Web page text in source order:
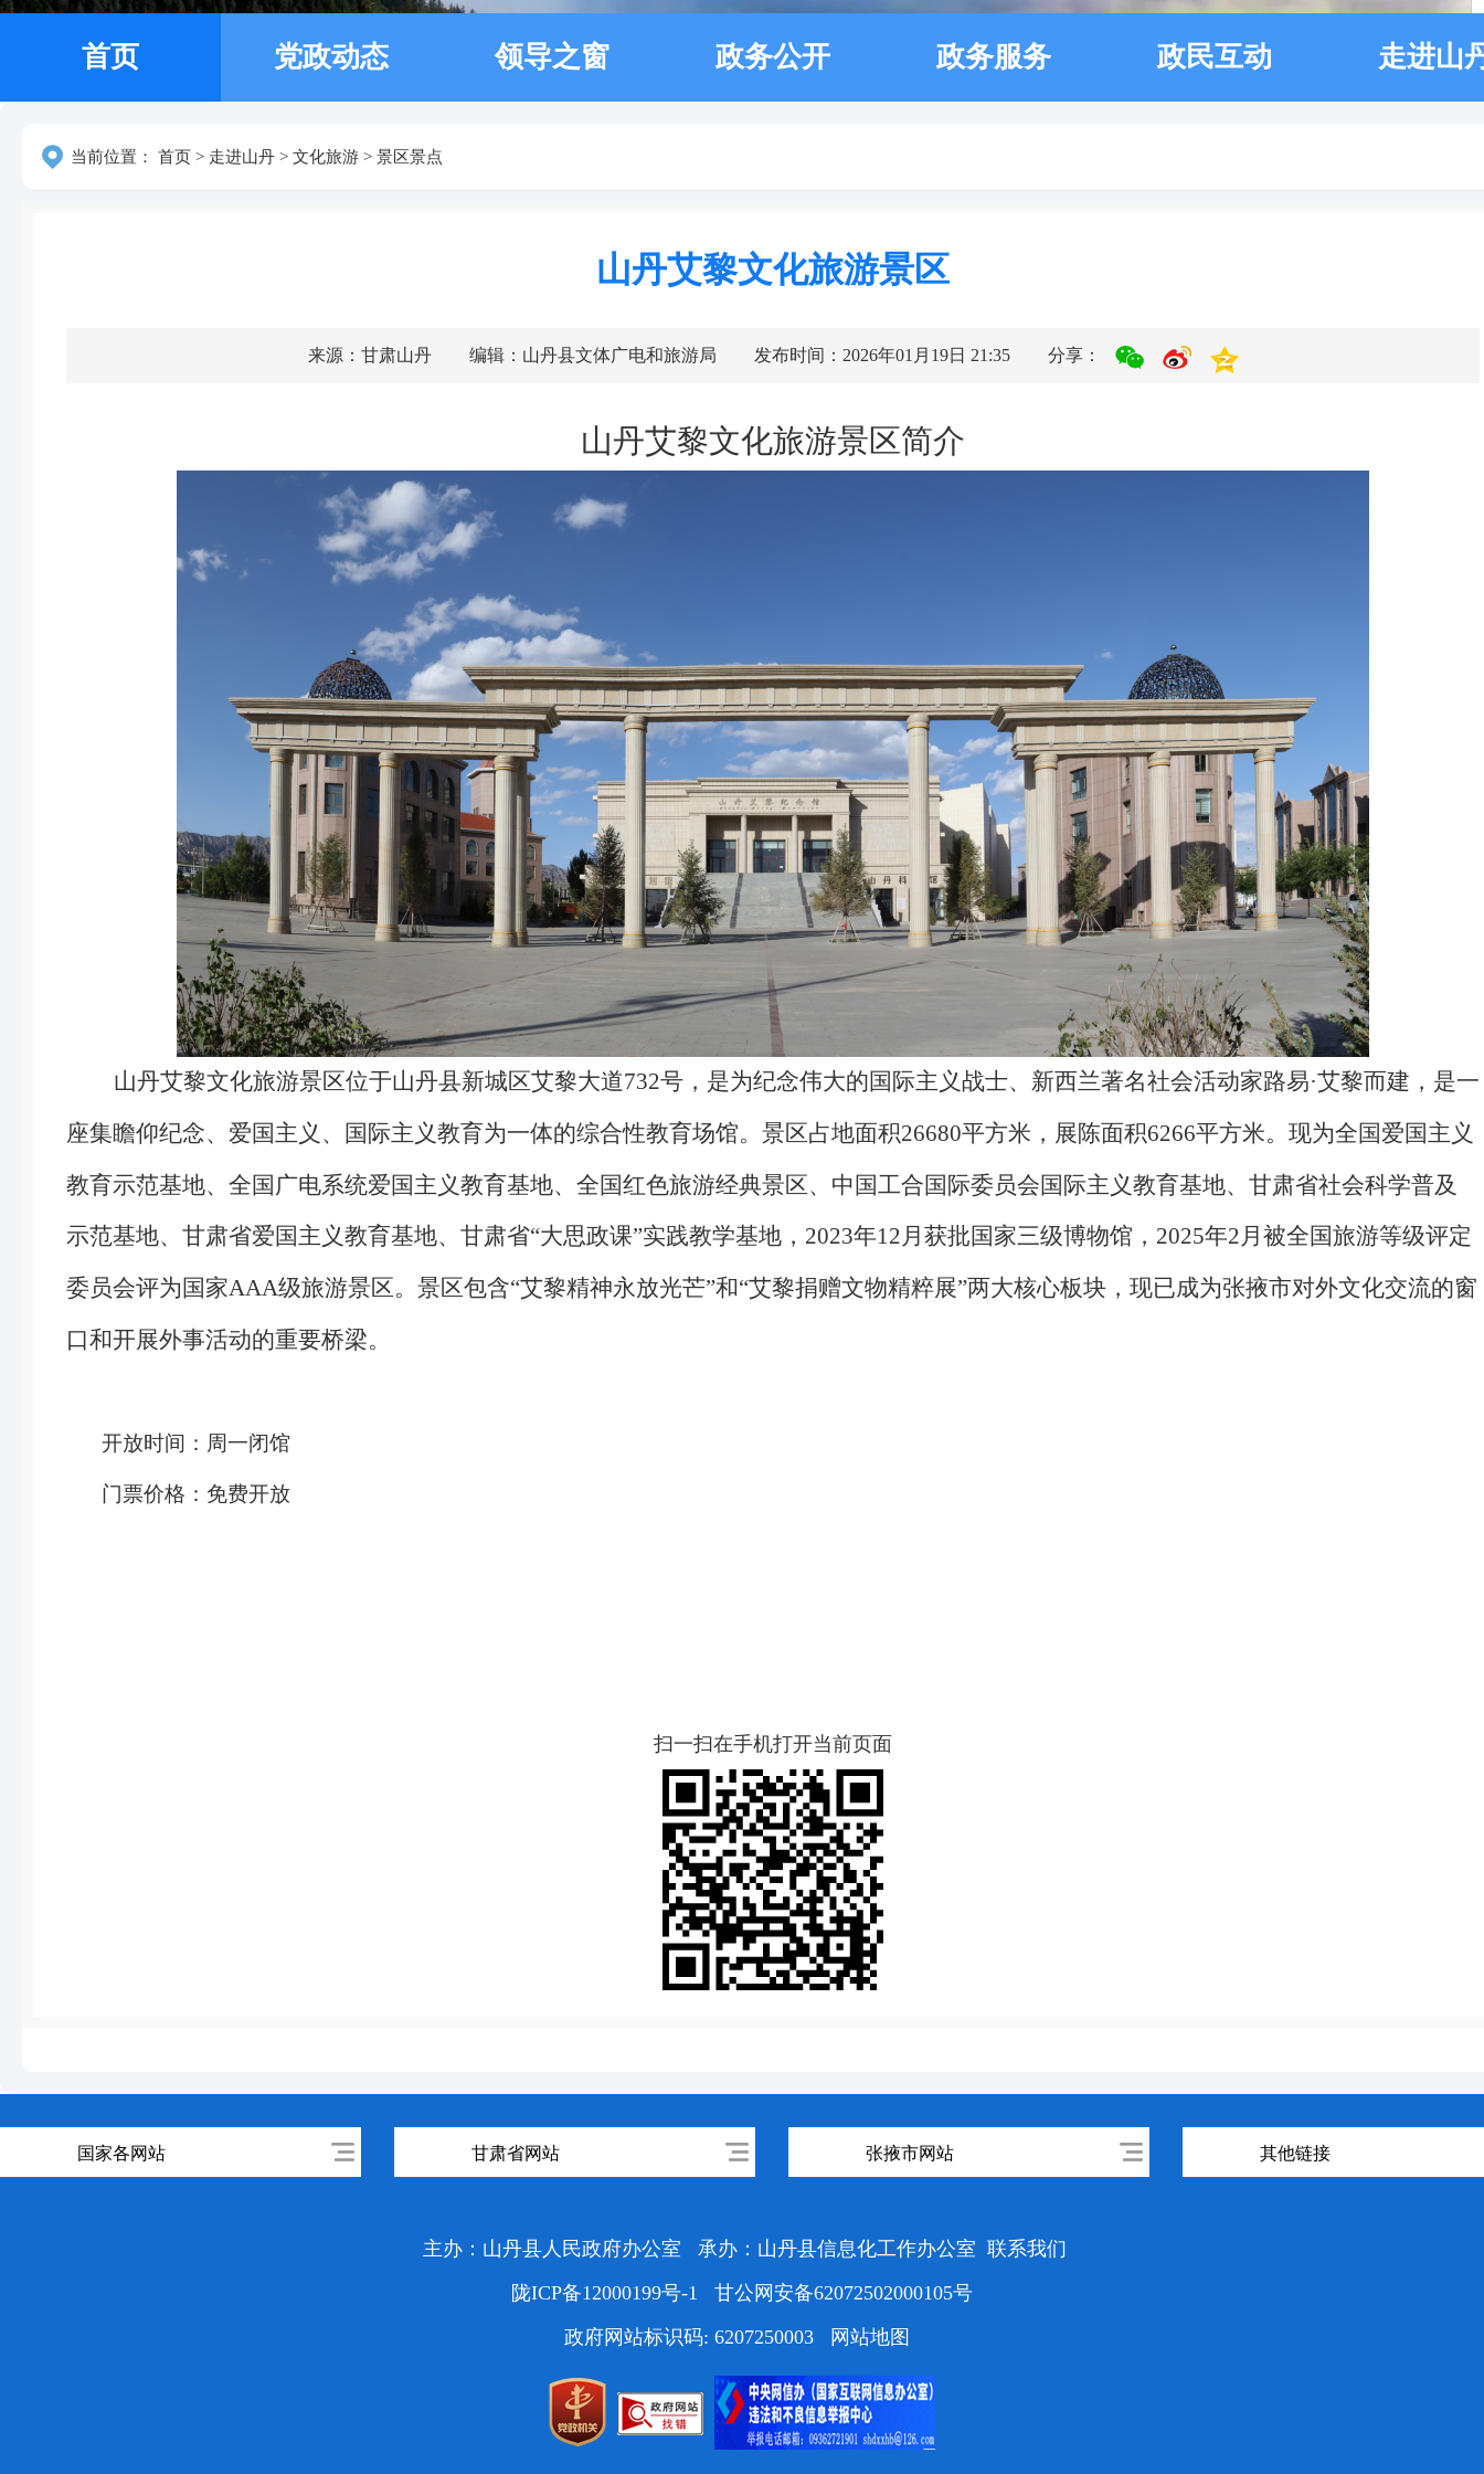
首页 党政动态 领导之窗 政务公开 政务服务 政民互动 走进山
当前位置： 首页 > 走进山丹 > 文化旅游 > 景区景点
山丹艾黎文化旅游景区
来源：甘肃山丹 编辑：山丹县文体广电和旅游局 发布时间：2026年01月19日 21:35 分享：
山丹艾黎文化旅游景区简介
山丹艾黎文化旅游景区位于山丹县新城区艾黎大道732号，是为纪念伟大的国际主义战士、新西兰著名社会活动家路易·艾黎而建，是一
座集瞻仰纪念、爱国主义、国际主义教育为一体的综合性教育场馆。景区占地面积26680平方米，展陈面积6266平方米。现为全国爱国主义
教育示范基地、全国广电系统爱国主义教育基地、全国红色旅游经典景区、中国工合国际委员会国际主义教育基地、甘肃省社会科学普及
示范基地、甘肃省爱国主义教育基地、甘肃省“大思政课”实践教学基地， 2023年12月获批国家三级博物馆， 2025年2月被全国旅游等级评定
委员会评为国家AAA级旅游景区。景区包含“艾黎精神永放光芒”和“艾黎捐赠文物精粹展”两大核心板块，现已成为张掖市对外文化交流的窗
口和开展外事活动的重要桥梁。
开放时间：周一闭馆
门票价格：免费开放
扫一扫在手机打开当前页面
国家各网站 甘肃省网站 张掖市网站 其他链接
主办：山丹县人民政府办公室 承办：山丹县信息化工作办公室 联系我们
陇ICP备12000199号-1
甘公网安备62072502000105号
政府网站标识码: 6207250003
网站地图